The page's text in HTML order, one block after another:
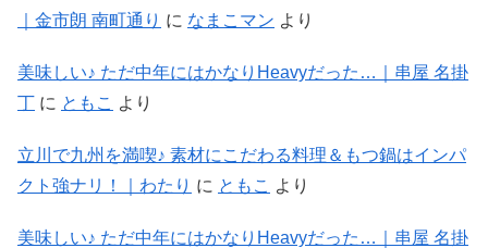
｜金市朗 南町通り に なまこマン より
美味しい♪ ただ中年にはかなりHeavyだった…｜串屋 名掛
丁 に ともこ より
立川で九州を満喫♪ 素材にこだわる料理＆もつ鍋はインパ
クト強ナリ！｜わたり に ともこ より
美味しい♪ ただ中年にはかなりHeavyだった…｜串屋 名掛